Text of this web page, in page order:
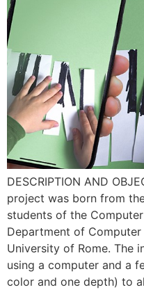
DESCRIPTION AND
project was born from
students of the
Department of Computer
University of Rome. The
using a computer and a
color and one depth) to